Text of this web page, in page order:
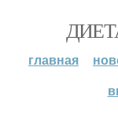
главная